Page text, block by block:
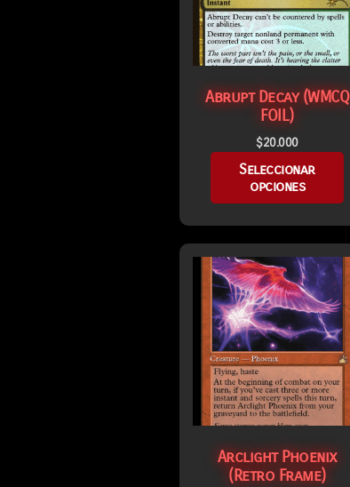
Abrupt Decay (WMCQ
FOIL)
$20.000
Seleccionar
opciones
Arclight Phoenix
(Retro Frame)